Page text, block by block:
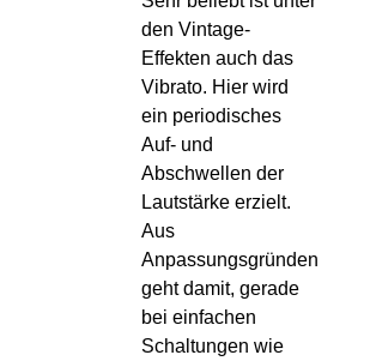
den Vintage-
Effekten auch das
Vibrato. Hier wird
ein periodisches
Auf- und
Abschwellen der
Lautstärke erzielt.
Aus
Anpassungsgründen
geht damit, gerade
bei einfachen
Schaltungen wie